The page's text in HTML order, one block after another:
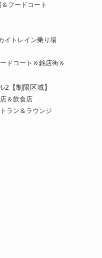
フードコート
イトレイン乗り場
ドコート＆銘店街＆
2【制限区域】
＆飲食店
ラン＆ラウンジ